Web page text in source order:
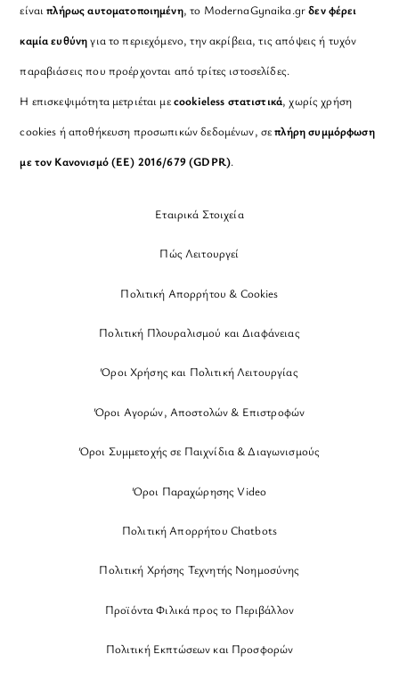
είναιπλήρως αυτοματοποιημένη, το ModernaGynaika.grδεν φέρει
καμία ευθύνηγια το περιεχόμενο, την ακρίβεια, τις απόψεις ή τυχόν
παραβιάσεις που προέρχονται από τρίτες ιστοσελίδες.
Η επισκεψιμότητα μετριέται μεcookieless στατιστικά, χωρίς χρήση
cookies ή αποθήκευση προσωπικών δεδομένων, σεπλήρη συμμόρφωση
με τον Κανονισμό (ΕΕ) 2016/679 (GDPR).
Εταιρικά Στοιχεία
Πώς Λειτουργεί
Πολιτική Απορρήτου & Cookies
Πολιτική Πλουραλισμού και Διαφάνειας
Όροι Χρήσης και Πολιτική Λειτουργίας
Όροι Αγορών, Αποστολών & Επιστροφών
Όροι Συμμετοχής σε Παιχνίδια & Διαγωνισμούς
Όροι Παραχώρησης Video
Πολιτική Απορρήτου Chatbots
Πολιτική Χρήσης Τεχνητής Νοημοσύνης
Προϊόντα Φιλικά προς το Περιβάλλον
Πολιτική Εκπτώσεων και Προσφορών